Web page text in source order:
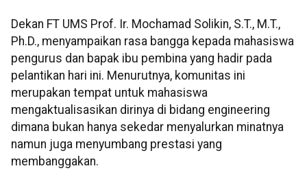
Dekan FT UMS Prof. Ir. Mochamad Solikin, S.T., M.T.,
Ph.D., menyampaikan rasa bangga kepada mahasiswa
pengurus dan bapak ibu pembina yang hadir pada
pelantikan hari ini. Menurutnya, komunitas ini
merupakan tempat untuk mahasiswa
mengaktualisasikan dirinya di bidang engineering
dimana bukan hanya sekedar menyalurkan minatnya
namun juga menyumbang prestasi yang
membanggakan.